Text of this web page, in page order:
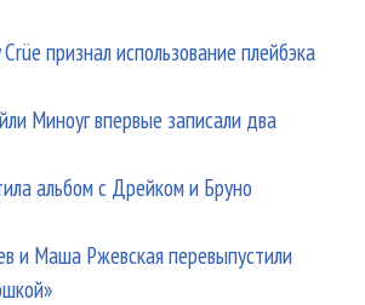
признал использование плейбэка
Миноуг впервые записали два
альбом с Дрейком и Бруно
и Маша Ржевская перевыпустили